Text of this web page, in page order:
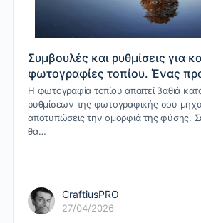
Συμβουλές και ρυθμίσεις για
φωτογραφίες τοπίου. Ένας
Η φωτογραφία τοπίου απαιτεί βαθιά
ρυθμίσεων της φωτογραφικής σου
αποτυπώσεις την ομορφιά της φύσης.
θα…
CraftiusPRO
27/04/2026